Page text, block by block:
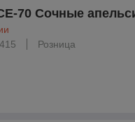
70 Сочные
Розница